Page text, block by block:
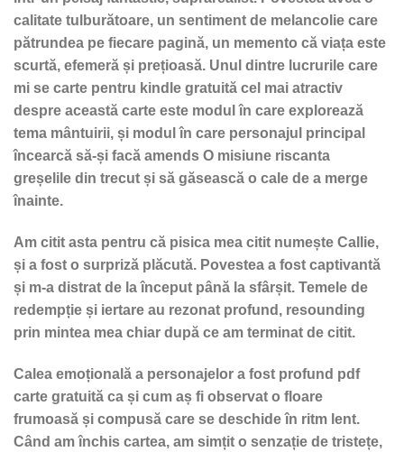
calitate tulburătoare, un sentiment de melancolie care
pătrundea pe fiecare pagină, un memento că viața este
scurtă, efemeră și prețioasă. Unul dintre lucrurile care
mi se carte pentru kindle gratuită cel mai atractiv
despre această carte este modul în care explorează
tema mântuirii, și modul în care personajul principal
încearcă să-și facă amends O misiune riscanta
greșelile din trecut și să găsească o cale de a merge
înainte.
Am citit asta pentru că pisica mea citit numește Callie,
și a fost o surpriză plăcută. Povestea a fost captivantă
și m-a distrat de la început până la sfârșit. Temele de
redempție și iertare au rezonat profund, resounding
prin mintea mea chiar după ce am terminat de citit.
Calea emoțională a personajelor a fost profund pdf
carte gratuită ca și cum aș fi observat o floare
frumoasă și compusă care se deschide în ritm lent.
Când am închis cartea, am simțit o senzație de tristețe,